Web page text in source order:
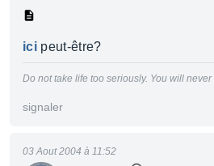
icipeut-être?
Do not take life too seriously. You will never
signaler
03 Aout 2004 à 11:52